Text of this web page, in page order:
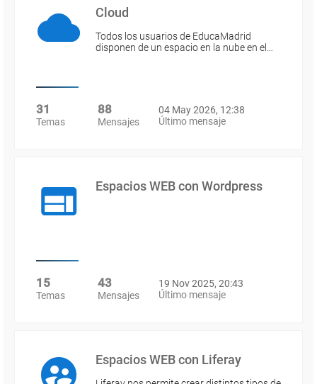
Cloud
Todos los usuarios de EducaMadrid
disponen de un espacio en la nube en el…
31
Temas
88
Mensajes
04 May 2026, 12:38
Último mensaje
Espacios WEB con Wordpress
15
Temas
43
Mensajes
19 Nov 2025, 20:43
Último mensaje
Espacios WEB con Liferay